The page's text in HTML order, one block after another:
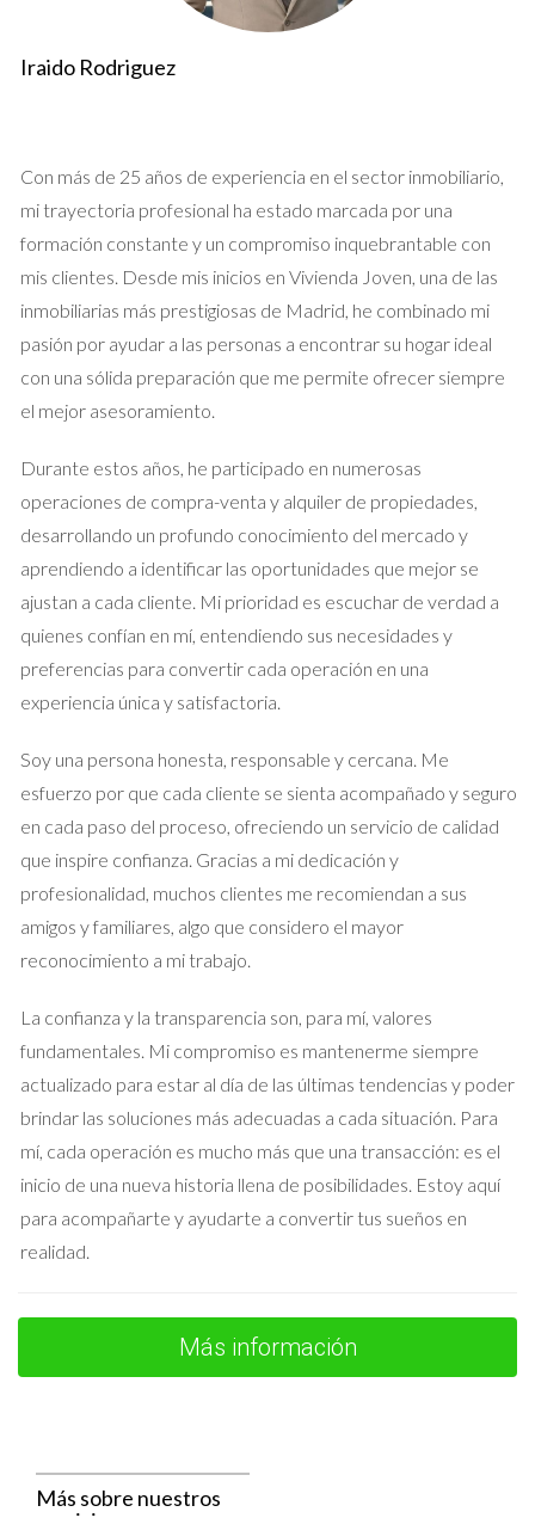
Comunicación previa
espacios comunes. Es esencial verificar con el ayuntamiento
local si tu proyecto encaja en esta categoría.
Casos prácticos de reformas
Ahora que hemos cubierto las licencias necesarias, veamos
algunos ejemplos prácticos que ilustran cómo estas reformas
han beneficiado a propietarios en Madrid.
Un propietario decidió realizar una reforma integral en su piso
de dos habitaciones en el centro de Madrid. Optó por abrir la
cocina al salón y modernizar el baño. Al finalizar las obras y tras
obtener la licencia correspondiente, pudo vender su
propiedad por un 20% más del precio original. Esta inversión
no solo mejoró la estética del hogar, sino que también atrajo a
más compradores interesados.
2. Cambios menores pero efectivos
Otro caso interesante es el de una familia que realizó cambios
menores: pintaron las paredes y cambiaron los suelos por
laminados modernos. Aunque no necesitaban una licencia
mayor, presentaron la documentación necesaria para
asegurar que todo estaba en regla. El resultado fue una venta
rápida y efectiva, logrando un buen precio gracias a la
3. La importancia del asesoramiento legal
Finalmente, tenemos el ejemplo de un propietario que ignoró
la necesidad de permisos antes de comenzar su reforma. Al
realizar cambios estructurales sin la licencia adecuada, se
enfrentó a sanciones económicas y tuvo que deshacer parte
del trabajo realizado. Este caso subraya la importancia de
informarse bien y contar con asesoramiento legal antes de
locales. Conocer las licencias necesarias y seguir los pasos
Iraido Rodriguez
Con más de 25 años de experiencia en el sector inmobiliario,
mi trayectoria profesional ha estado marcada por una
formación constante y un compromiso inquebrantable con
mis clientes. Desde mis inicios en Vivienda Joven, una de las
inmobiliarias más prestigiosas de Madrid, he combinado mi
pasión por ayudar a las personas a encontrar su hogar ideal
con una sólida preparación que me permite ofrecer siempre
el mejor asesoramiento.
Durante estos años, he participado en numerosas
operaciones de compra-venta y alquiler de propiedades,
desarrollando un profundo conocimiento del mercado y
aprendiendo a identificar las oportunidades que mejor se
ajustan a cada cliente. Mi prioridad es escuchar de verdad a
quienes confían en mí, entendiendo sus necesidades y
preferencias para convertir cada operación en una
experiencia única y satisfactoria.
Soy una persona honesta, responsable y cercana. Me
esfuerzo por que cada cliente se sienta acompañado y seguro
en cada paso del proceso, ofreciendo un servicio de calidad
que inspire confianza. Gracias a mi dedicación y
profesionalidad, muchos clientes me recomiendan a sus
amigos y familiares, algo que considero el mayor
reconocimiento a mi trabajo.
La confianza y la transparencia son, para mí, valores
fundamentales. Mi compromiso es mantenerme siempre
actualizado para estar al día de las últimas tendencias y poder
brindar las soluciones más adecuadas a cada situación. Para
mí, cada operación es mucho más que una transacción: es el
inicio de una nueva historia llena de posibilidades. Estoy aquí
para acompañarte y ayudarte a convertir tus sueños en
realidad.
Más información
Más sobre nuestros